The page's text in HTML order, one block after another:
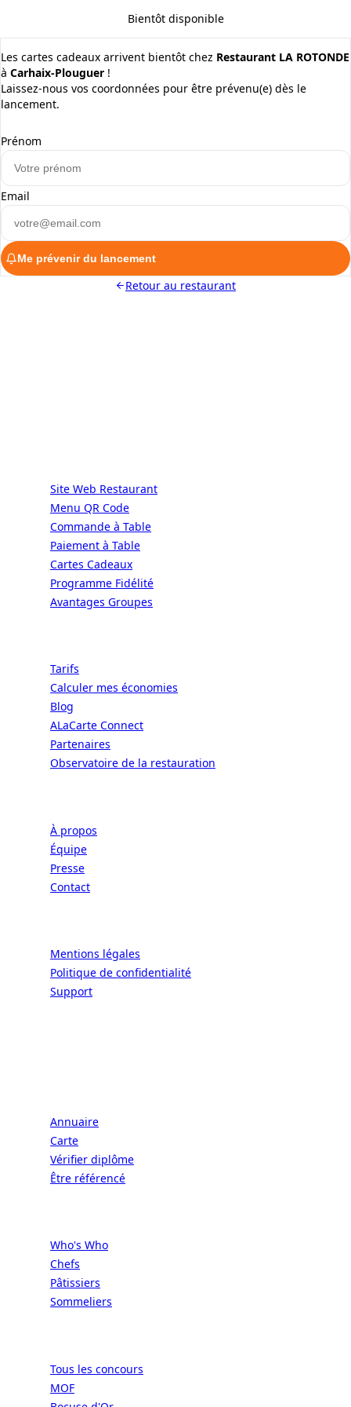
Bientôt disponible
Les cartes cadeaux arrivent bientôt chez Restaurant LA ROTONDE
à Carhaix-Plouguer !
Laissez-nous vos coordonnées pour être prévenu(e) dès le
lancement.
Prénom
Email
Me prévenir du lancement
Retour au restaurant
Site Web Restaurant
Menu QR Code
Commande à Table
Paiement à Table
Cartes Cadeaux
Programme Fidélité
Avantages Groupes
Tarifs
Calculer mes économies
Blog
ALaCarte Connect
Partenaires
Observatoire de la restauration
À propos
Équipe
Presse
Contact
Mentions légales
Politique de confidentialité
Support
Annuaire
Carte
Vérifier diplôme
Être référencé
Who's Who
Chefs
Pâtissiers
Sommeliers
Tous les concours
MOF